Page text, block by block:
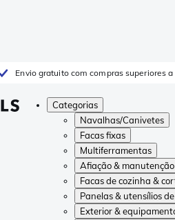
Envio gratuito com compras superiores
Categorias
Navalhas/Canivetes
Facas fixas
Multiferramentas
Afiação & manutenção
Facas de cozinha &
Panelas & utensílios
Exterior &